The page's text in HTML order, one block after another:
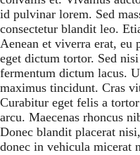
id pulvinar lorem. Sed
consectetur blandit leo.
Aenean et viverra erat,
eget dictum tortor. Sed
fermentum dictum lacus.
maximus tincidunt. Cras
Curabitur eget felis a
arcu. Maecenas rhoncus
Donec blandit placerat
donec in vehicula micerat